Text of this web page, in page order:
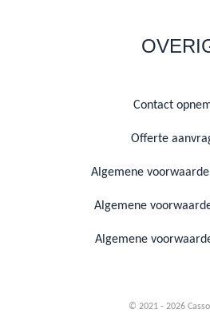
Contact
Offerte
Algemene
Algemene
Algemene
© 2021 - 2026